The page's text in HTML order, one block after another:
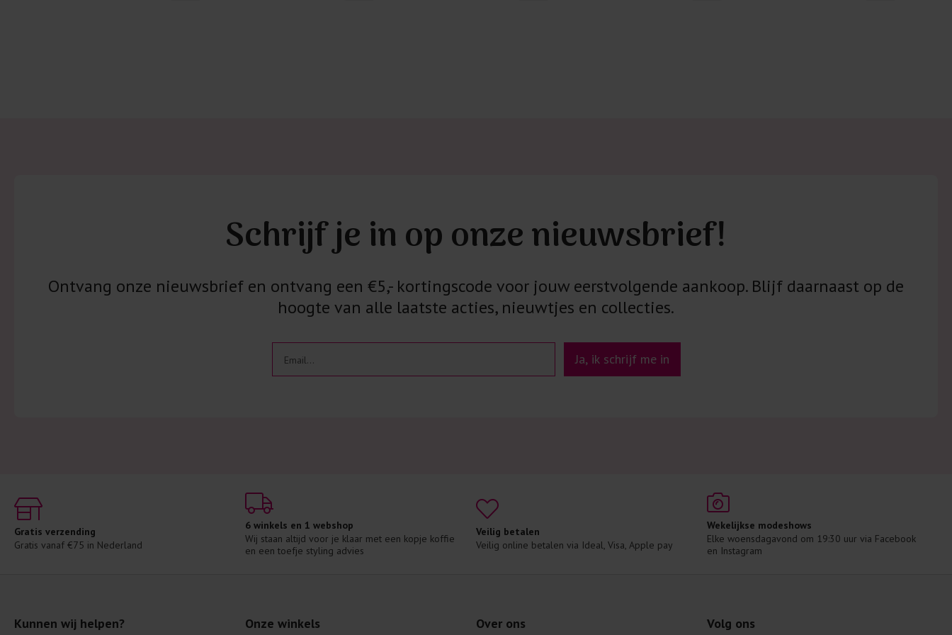
Schrijf je in op onze nieuwsbrief!
Ontvang onze nieuwsbrief en ontvang een €5,- kortingscode voor jouw eerstvolgende aankoop. Blijf daarnaast op de
hoogte van alle laatste acties, nieuwtjes en collecties.
Ja, ik schrijf me in
Gratis verzending
Gratis vanaf €75 in Nederland
6 winkels en 1 webshop
Wij staan altijd voor je klaar met een kopje koffie
en een toefje styling advies
Veilig betalen
Veilig online betalen via Ideal, Visa, Apple pay
Wekelijkse modeshows
Elke woensdagavond om 19:30 uur via Facebook
en Instagram
Kunnen wij helpen? Onze winkels Over ons Volg ons